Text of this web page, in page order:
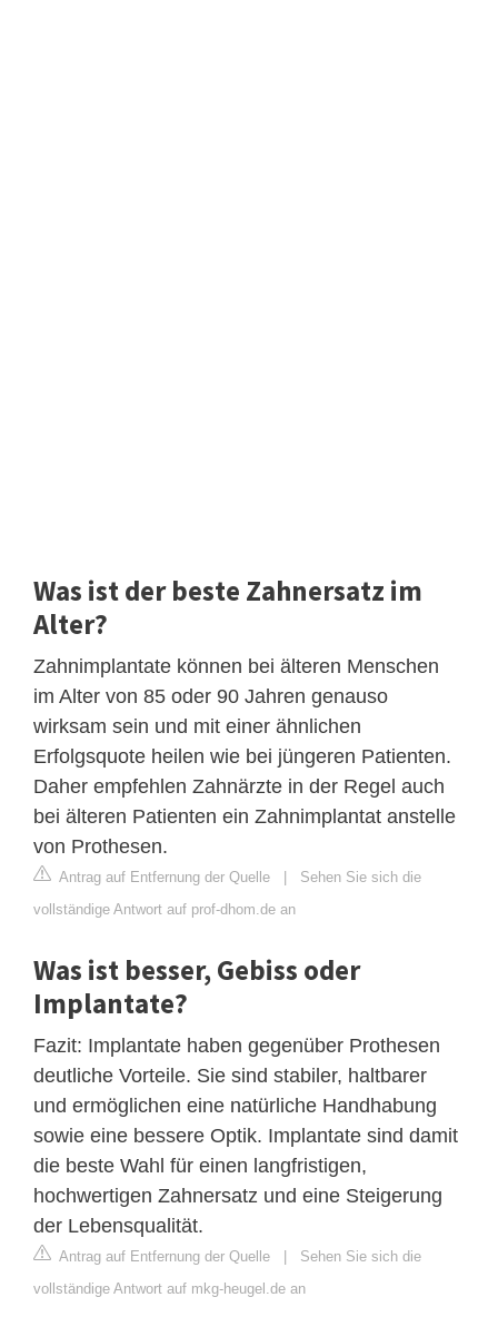
Was ist der beste Zahnersatz im
Alter?
Zahnimplantate können bei älteren Menschen
im Alter von 85 oder 90 Jahren genauso
wirksam sein und mit einer ähnlichen
Erfolgsquote heilen wie bei jüngeren Patienten.
Daher empfehlen Zahnärzte in der Regel auch
bei älteren Patienten ein Zahnimplantat anstelle
von Prothesen.
Antrag auf Entfernung der Quelle | Sehen Sie sich die
vollständige Antwort auf prof-dhom.de an
Was ist besser, Gebiss oder
Implantate?
Fazit: Implantate haben gegenüber Prothesen
deutliche Vorteile. Sie sind stabiler, haltbarer
und ermöglichen eine natürliche Handhabung
sowie eine bessere Optik. Implantate sind damit
die beste Wahl für einen langfristigen,
hochwertigen Zahnersatz und eine Steigerung
der Lebensqualität.
Antrag auf Entfernung der Quelle | Sehen Sie sich die
vollständige Antwort auf mkg-heugel.de an